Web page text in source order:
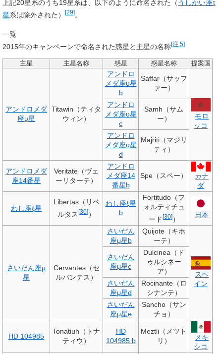
上記20星系のうち19星系は、以下のように命名された（ うしかい座τ
星系は除外された） [29]
一覧
2015年のキャンペーンで命名された惑星と主星の名称[注 5]
主星 主星名称 惑星 惑星名称 提案国
アンドロメダ
座υ星
Titawin（ティタ
ウィン）
アンドロ
メダ座υ星
b
Saffar（サッフ
ァー）
モロ
ッコ
アンドロ
メダ座υ星
c
Samh（サム
ー）
アンドロ
メダ座υ星
d
Majriti（マジリ
ティ）
アンドロメダ
座14番星
Veritate（ヴェ
ーリターテ）
アンドロ
メダ座14
番星b
Spe（スペー）
カナ
ダ
わし座ξ星
Libertas（リベ
ルタス [30] ）
わし座ξ星
b
Fortitudo（フ
ォルティチュ
ード [30]）
日本
さいだん座μ
星
Cervantes（セ
ルバンテス）
さいだん
座μ星b
Quijote（キホ
ーテ）
スペ
イン
さいだん
座μ星c
Dulcinea（ド
ゥルシネー
ア）
さいだん
座μ星d
Rocinante（ロ
シナンテ）
さいだん
座μ星e
Sancho（サン
チョ）
HD 104985
Tonatiuh（トナ
ティウ）
HD
104985 b
Meztli（メツト
リ）
メキ
シコ